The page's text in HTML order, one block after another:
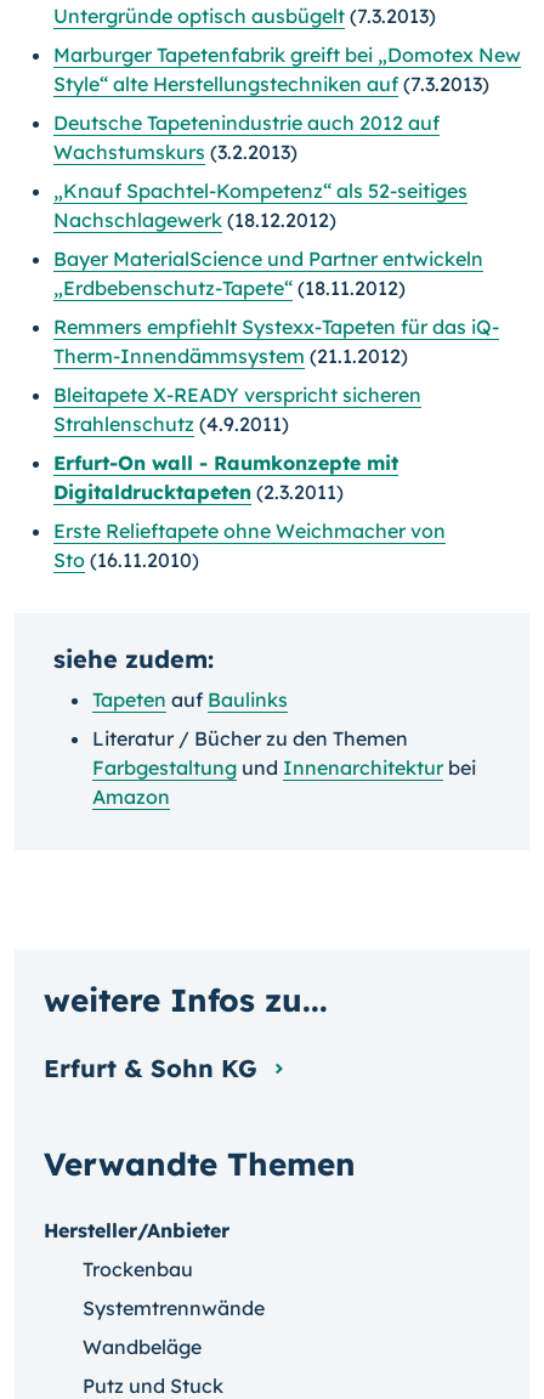
Untergründe optisch ausbügelt (7.3.2013)
Marburger Tapetenfabrik greift bei „Domotex New
Style“ alte Herstellungstechniken auf (7.3.2013)
Deutsche Tapetenindustrie auch 2012 auf
Wachstumskurs (3.2.2013)
„Knauf Spachtel-Kompetenz“ als 52-seitiges
Nachschlagewerk (18.12.2012)
Bayer MaterialScience und Partner entwickeln
„Erdbebenschutz-Tapete“ (18.11.2012)
Remmers empfiehlt Systexx-Tapeten für das iQ-
Therm-Innendämmsystem (21.1.2012)
Bleitapete X-READY verspricht sicheren
Strahlenschutz (4.9.2011)
Erfurt-On wall - Raumkonzepte mit
Digitaldrucktapeten (2.3.2011)
Erste Relieftapete ohne Weichmacher von
Sto (16.11.2010)
siehe zudem:
Tapeten auf Baulinks
Literatur / Bücher zu den Themen
Farbgestaltung und Innenarchitekturbei
Amazon
Verwandte Themen
Hersteller/Anbieter
Trockenbau
Systemtrennwände
Wandbeläge
Putz und Stuck
weitere Infos zu...
Erfurt & Sohn KG